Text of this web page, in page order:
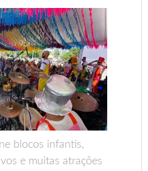
blocos infantis,
e muitas atrações